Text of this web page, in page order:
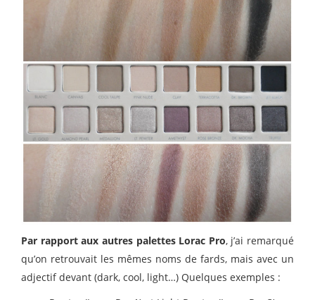
Par rapport aux autres palettes Lorac Pro, j’ai remarqué
qu’on retrouvait les mêmes noms de fards, mais avec un
adjectif devant (dark, cool, light…) Quelques exemples :